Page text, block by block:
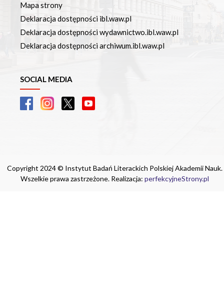
Mapa strony
Deklaracja dostępności ibl.waw.pl
Deklaracja dostępności wydawnictwo.ibl.waw.pl
Deklaracja dostępności archiwum.ibl.waw.pl
SOCIAL MEDIA
Copyright 2024 © Instytut Badań Literackich Polskiej Akademii Nauk.
Wszelkie prawa zastrzeżone. Realizacja: perfekcyjneStrony.pl